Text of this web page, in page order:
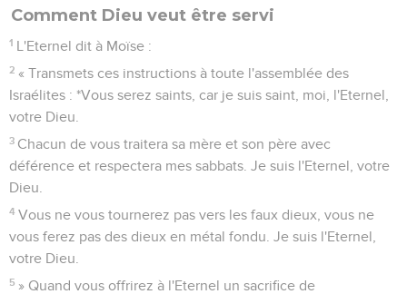
Comment Dieu veut être servi
1 L'Eternel dit à Moïse :
2 « Transmets ces instructions à toute l'assemblée des
Israélites : *Vous serez saints, car je suis saint, moi, l'Eternel,
votre Dieu.
3 Chacun de vous traitera sa mère et son père avec
déférence et respectera mes sabbats. Je suis l'Eternel, votre
Dieu.
4 Vous ne vous tournerez pas vers les faux dieux, vous ne
vous ferez pas des dieux en métal fondu. Je suis l'Eternel,
votre Dieu.
5 » Quand vous offrirez à l'Eternel un sacrifice de